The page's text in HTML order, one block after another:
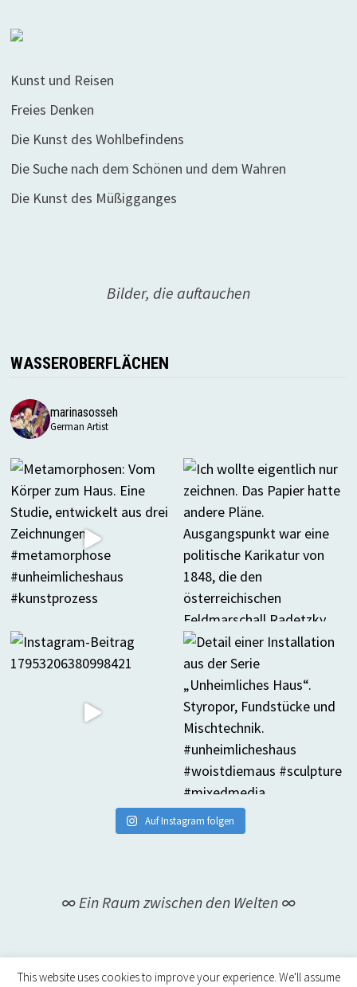
Kunst und Reisen
Freies Denken
Die Kunst des Wohlbefindens
Die Suche nach dem Schönen und dem Wahren
Die Kunst des Müßigganges
Bilder, die auftauchen
WASSEROBERFLÄCHEN
marinasosseh
German Artist
Auf Instagram folgen
∞ Ein Raum zwischen den Welten ∞
This website uses cookies to improve your experience. We'll assume